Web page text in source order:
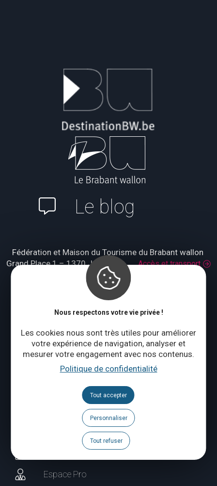
Nous respectons votre vie privée !
Les cookies nous sont très utiles pour améliorer
votre expérience de navigation, analyser et
mesurer votre engagement avec nos contenus.
Politique de confidentialité
Tout accepter
Personnaliser
Tout refuser
Le blog
Fédération et Maison du Tourisme du Brabant wallon
Grand Place 1 – 1370 JodoigneAccès et transport
+32 (0)10 56 09 70
Lundi : fermé
Vendredi à dimanche : 10:00 – 18:00
Qui sommes-nous ?
Suivez-nous
Espace Pro